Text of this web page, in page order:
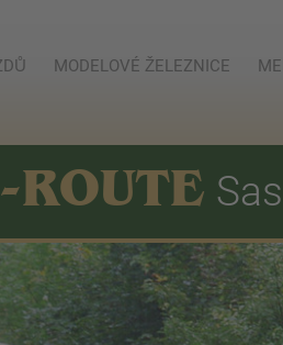
MODELOVÉ ŽELEZNICE